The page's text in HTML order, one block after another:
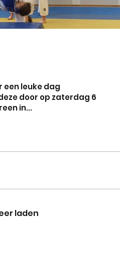
een leuke dag
door op zaterdag 6
in...
laden